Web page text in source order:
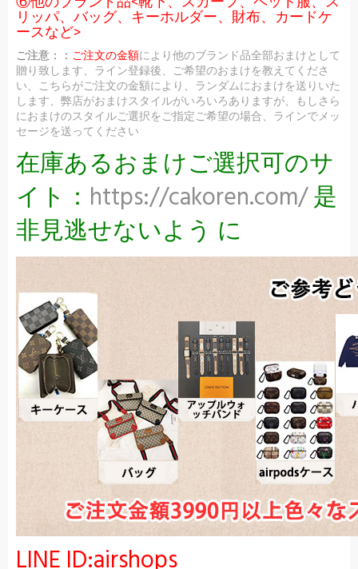
リッパ、バッグ、キーホルダー、財布、カードケ
ースなど>
ご注意：： ご注文の金額により他のブランド品全部おまけとして
贈り致します、ライン登録後、ご希望のおまけを教えてくださ
い、こちらがご注文の金額により、ランダムにおまけを送りいた
します、弊店がおまけスタイルがいろいろありますが、もしさら
におまけのスタイルご選択をご指定ご希望の場合、ラインでメッ
セージを送ってください
在庫あるおまけご選択可のサ
イト： https://cakoren.com/是
非見逃せないよう に
LINE ID:airshops